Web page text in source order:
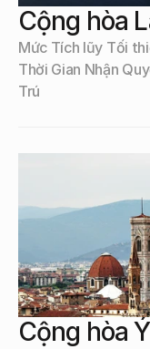
Mức Tích lũy Tối
Thời Gian Nhận
Trú
Cộng hòa
Cộng hòa Ý